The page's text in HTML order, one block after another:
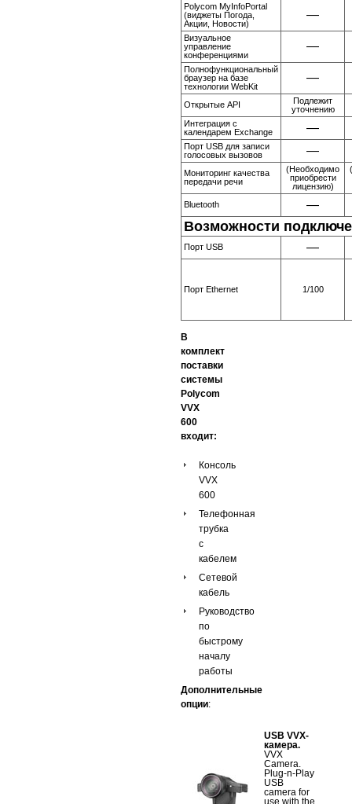
Polycom MyInfoPortal
(виджеты Погода,
Акции, Новости)
—
Визуальное
управление
конференциями
—
Полнофункциональный
браузер на базе
технологии WebKit
—
Открытые API
Подлежит
уточнению
Интеграция с
календарем Exchange
—
Порт USB для записи
голосовых вызовов
—
Мониторинг качества
передачи речи
(Необходимо
приобрести
лицензию)
Bluetooth —
Возможности
Порт USB —
Порт Ethernet 1/100
В
комплект
поставки
системы
Polycom
VVX
600
входит:
Консоль
VVX
600
Телефонная
трубка
с
кабелем
Сетевой
кабель
Руководство
по
быстрому
началу
работы
Дополнительные
опции:
USB VVX-
камера.
VVX
Camera.
Plug-n-Play
USB
camera for
use with the